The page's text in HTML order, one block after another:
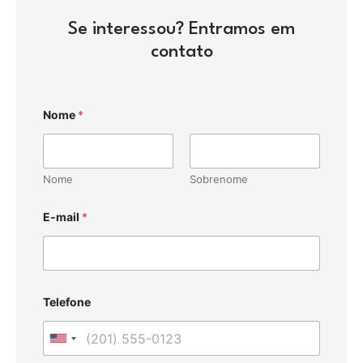
Se interessou? Entramos em
contato
Nome *
Nome Sobrenome
E-mail *
Telefone
U